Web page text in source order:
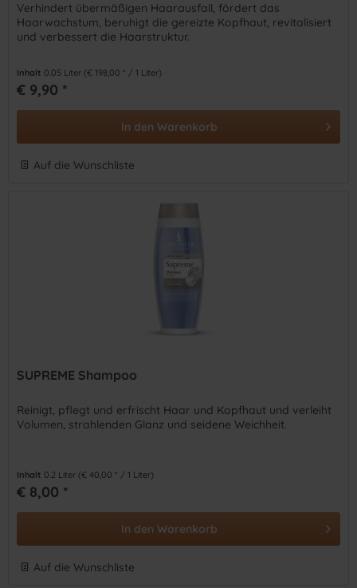
Verhindert übermäßigen Haarausfall, fördert das
Haarwachstum, beruhigt die gereizte Kopfhaut, revitalisiert
und verbessert die Haarstruktur.
Inhalt 0.05 Liter (€ 198,00 * / 1 Liter)
€ 9,90 *
In den Warenkorb
Auf die Wunschliste
SUPREME Shampoo
Reinigt, pflegt und erfrischt Haar und Kopfhaut und verleiht
Volumen, strahlenden Glanz und seidene Weichheit.
Inhalt 0.2 Liter (€ 40,00 * / 1 Liter)
€ 8,00 *
In den Warenkorb
Auf die Wunschliste